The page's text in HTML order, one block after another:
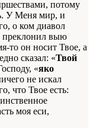
потому
У Меня мир, и
о ком диавол
преклонил выю
то он носит Твое, а
сказал: «Твой
«яко
не искал
что Твое есть:
моя еси,